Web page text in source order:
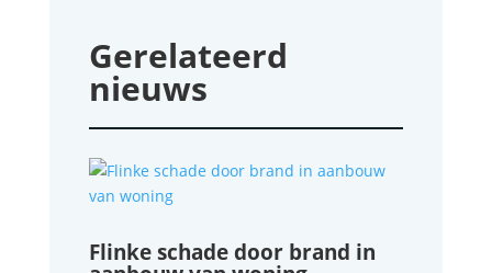
Gerelateerd
nieuws
Flinke schade door brand in